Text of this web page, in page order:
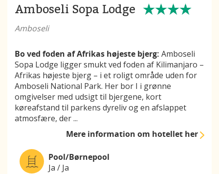
Amboseli Sopa Lodge
Amboseli
Bo ved foden af Afrikas højeste bjerg: Amboseli
Sopa Lodge ligger smukt ved foden af Kilimanjaro –
Afrikas højeste bjerg – i et roligt område uden for
Amboseli National Park. Her bor I i grønne
omgivelser med udsigt til bjergene, kort
køreafstand til parkens dyreliv og en afslappet
atmosfære, der...
Mere informationom hotellet her
Pool/Børnepool
Ja / Ja